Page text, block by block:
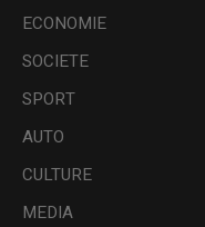
ECONOMIE
SOCIETE
SPORT
AUTO
CULTURE
MEDIA